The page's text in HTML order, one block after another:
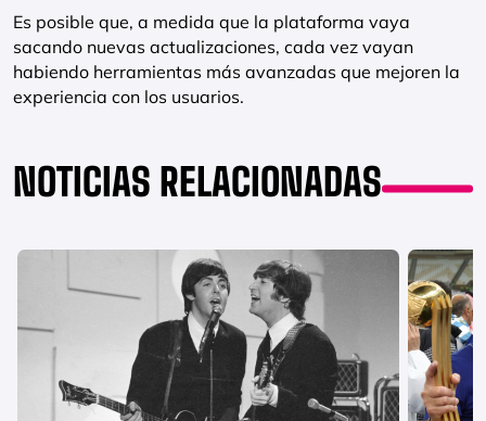
Es posible que, a medida que la plataforma vaya
sacando nuevas actualizaciones, cada vez vayan
habiendo herramientas más avanzadas que mejoren la
experiencia con los usuarios.
NOTICIAS RELACIONADAS